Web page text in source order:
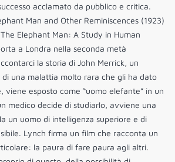
acclamato da pubblico e critica.
Man and Other Reminiscences (1923)
Elephant Man: A Study in Human
a Londra nella seconda metà
la storia di John Merrick, un
una malattia molto rara che gli ha dato
viene esposto come “uomo elefante” in un
medico decide di studiarlo, avviene una
un uomo di intelligenza superiore e di
Lynch firma un film che racconta un
la paura di fare paura agli altri.